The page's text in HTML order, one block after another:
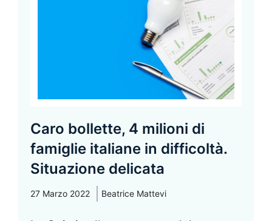
Caro bollette, 4 milioni di
famiglie italiane in difficoltà.
Situazione delicata
27 Marzo 2022 Beatrice Mattevi